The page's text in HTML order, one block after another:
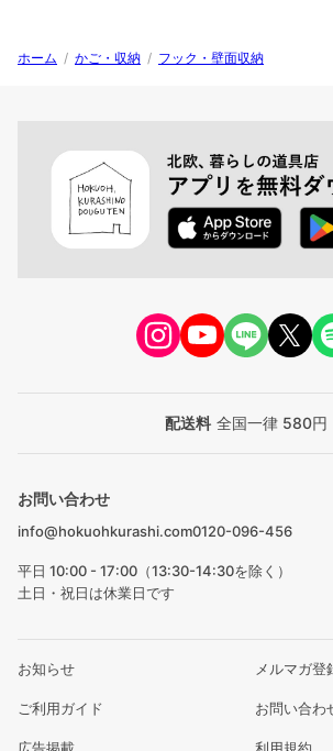
ホーム / かご・収納 / フック・壁面収納
配送料 全国一律 580円
お問い合わせ
info@hokuohkurashi.com0120-096-456
平日 10:00 - 17:00（13:30-14:30を除く）
土日・祝日は休業日です
お知らせ メルマガ登
ご利用ガイド お問い合わ